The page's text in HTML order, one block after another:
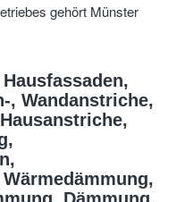
gehört Münster
, Wandanstriche,